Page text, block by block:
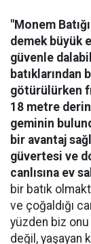
"Monem
demek büyük
güvenle
batıklarından
götürülürken
18 metre
geminin
bir avantaj
güvertesi ve
canlısına ev
bir batık
ve çoğaldığı
yüzden biz
değil, yaşayan